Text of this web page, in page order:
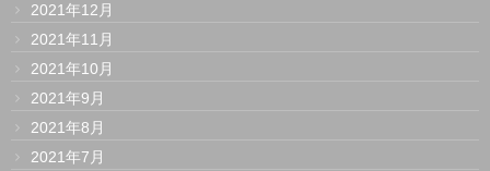
2021年12月
2021年11月
2021年10月
2021年9月
2021年8月
2021年7月